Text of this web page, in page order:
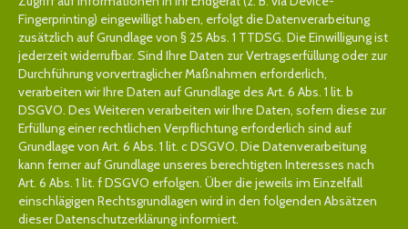
Fingerprinting) eingewilligt haben, erfolgt die Datenverarbeitung
zusätzlich auf Grundlage von § 25 Abs. 1 TTDSG. Die Einwilligung ist
jederzeit widerrufbar. Sind Ihre Daten zur Vertragserfüllung oder zur
Durchführung vorvertraglicher Maßnahmen erforderlich,
verarbeiten wir Ihre Daten auf Grundlage des Art. 6 Abs. 1 lit. b
DSGVO. Des Weiteren verarbeiten wir Ihre Daten, sofern diese zur
Erfüllung einer rechtlichen Verpflichtung erforderlich sind auf
Grundlage von Art. 6 Abs. 1 lit. c DSGVO. Die Datenverarbeitung
kann ferner auf Grundlage unseres berechtigten Interesses nach
Art. 6 Abs. 1 lit. f DSGVO erfolgen. Über die jeweils im Einzelfall
einschlägigen Rechtsgrundlagen wird in den folgenden Absätzen
dieser Datenschutzerklärung informiert.